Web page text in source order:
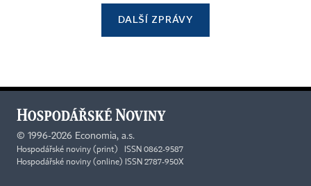
DALŠÍ ZPRÁVY
© 1996-2026 Economia, a.s.
Hospodářské noviny (print) ISSN 0862-9587
Hospodářské noviny (online) ISSN 2787-950X